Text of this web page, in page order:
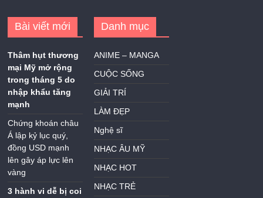
Bài viết mới
Thâm hụt thương
mại Mỹ mở rộng
trong tháng 5 do
nhập khẩu tăng
mạnh
Chứng khoán châu
Á lập kỷ lục quý,
đồng USD mạnh
lên gây áp lực lên
vàng
3 hành vi dễ bị coi
Danh mục
ANIME – MANGA
CUỘC SỐNG
GIẢI TRÍ
LÀM ĐẸP
Nghệ sĩ
NHẠC ÂU MỸ
NHẠC HOT
NHẠC TRẺ